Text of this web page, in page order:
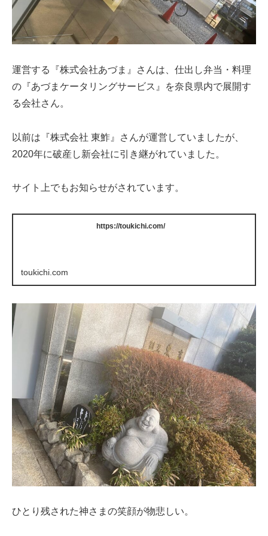
運営する『株式会社あづま』さんは、仕出し弁当・料理
の『あづまケータリングサービス』を奈良県内で展開す
る会社さん。
以前は『株式会社 東鮓』さんが運営していましたが、
2020年に破産し新会社に引き継がれていました。
サイト上でもお知らせがされています。
https://toukichi.com/
toukichi.com
ひとり残された神さまの笑顔が物悲しい。